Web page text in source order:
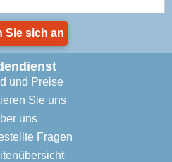
Sie sich an
und Preise
Sie uns
uns
Fragen